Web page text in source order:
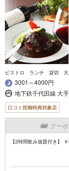
ビストロ ランチ 貸切
3001～4000円
地下鉄千代田線 大
口コミ投稿特典対象店
クー
【2時間飲み放題付き】